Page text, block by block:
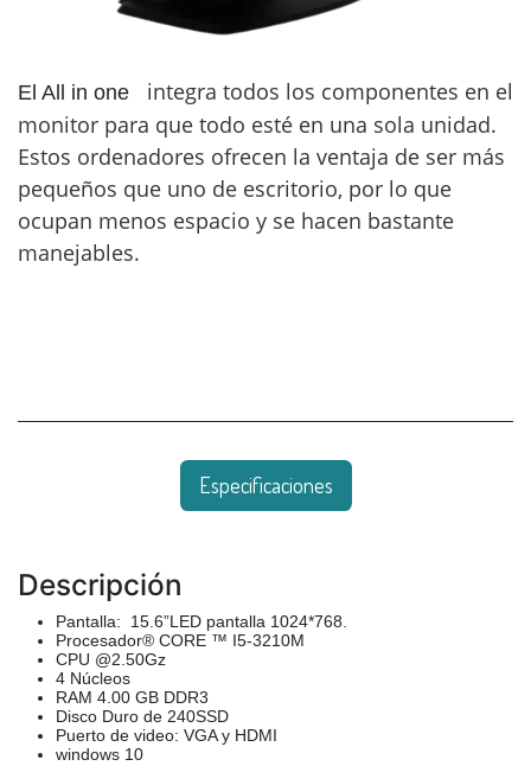
El All in one
integra todos los componentes en el
monitor para que todo esté en una sola unidad.
Estos ordenadores ofrecen la ventaja de ser más
pequeños que uno de escritorio, por lo que
ocupan menos espacio y se hacen bastante
manejables.
Especificaciones
Descripción
Pantalla: 15.6”LED pantalla 1024*768.
Procesador® CORE ™ I5-3210M
CPU @2.50Gz
4 Núcleos
RAM 4.00 GB DDR3
Disco Duro de 240SSD
Puerto de video: VGA y HDMI
windows 10